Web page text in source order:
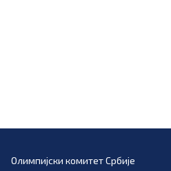
Олимпијски комитет Србије